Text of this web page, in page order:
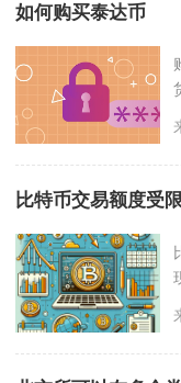
如何购买泰达币
比特币交易额度受